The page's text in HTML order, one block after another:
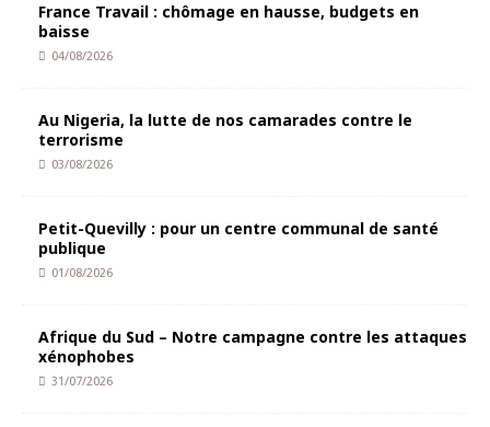
France Travail : chômage en hausse, budgets en
baisse
04/08/2026
Au Nigeria, la lutte de nos camarades contre le
terrorisme
03/08/2026
Petit-Quevilly : pour un centre communal de santé
publique
01/08/2026
Afrique du Sud – Notre campagne contre les attaques
xénophobes
31/07/2026